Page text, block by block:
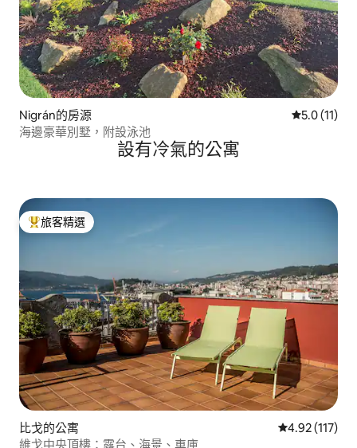
Nigrán的房源 從 11 則評
5.0 (11)
海邊豪華別墅，附設泳池
設有冷氣的公寓
旅客精選榜首
旅客精選
比戈的公寓 從 117 則評價
4.92 (117)
維戈中央頂樓：露台、海景、車庫